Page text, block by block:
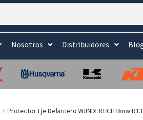
Nosotros Distribuidores
Protector Eje Delantero WUNDERLICH Bmw